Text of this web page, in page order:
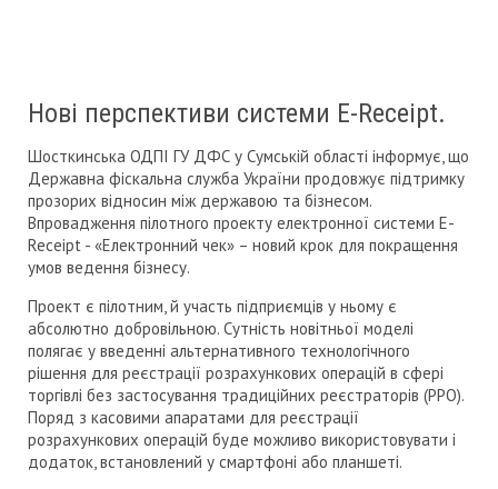
Нові перспективи системи Е-Receipt.
Шосткинська ОДПІ ГУ ДФС у Сумській області інформує, що
Державна фіскальна служба України продовжує підтримку
прозорих відносин між державою та бізнесом.
Впровадження пілотного проекту електронної системи Е-
Receipt - «Електронний чек» – новий крок для покращення
умов ведення бізнесу.
Проект є пілотним, й участь підприємців у ньому є
абсолютно добровільною. Сутність новітньої моделі
полягає у введенні альтернативного технологічного
рішення для реєстрації розрахункових операцій в сфері
торгівлі без застосування традиційних реєстраторів (РРО).
Поряд з касовими апаратами для реєстрації
розрахункових операцій буде можливо використовувати і
додаток, встановлений у смартфоні або планшеті.